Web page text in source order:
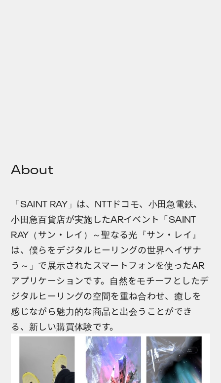
About
「SAINT RAY」は、NTTドコモ、小田急電鉄、
小田急百貨店が実施したARイベント「SAINT
RAY（サン・レイ）～聖なる光『サン・レイ』
は、僕らをデジタルヒーリングの世界へイザナ
う～」で展示されたスマートフォンを使ったAR
アプリケーションです。自然をモチーフとしたデ
ジタルヒーリングの空間を重ね合わせ、癒しを
感じながら魅力的な商品と出会うことができ
る、新しい購買体験です。